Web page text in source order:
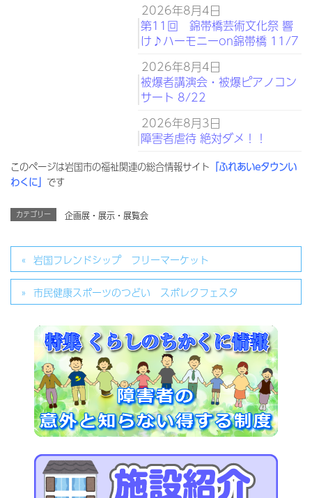
2026年8月4日
第11回 錦帯橋芸術文化祭 響
け♪ハーモニーon錦帯橋 11/7
2026年8月4日
被爆者講演会・被爆ピアノコン
サート 8/22
2026年8月3日
障害者虐待 絶対ダメ！！
このページは岩国市の福祉関連の総合情報サイト 「ふれあいeタウンい
わくに」 です
カテゴリー 企画展・展示・展覧会
岩国フレンドシップ フリーマーケット
市民健康スポーツのつどい スポレクフェスタ